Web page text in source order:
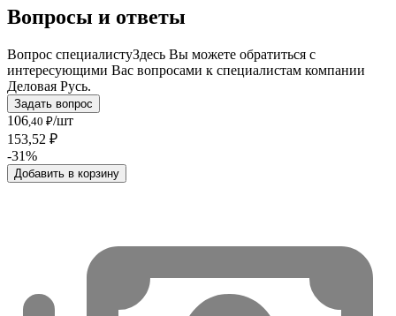
Вопросы и ответы
Вопрос специалистуЗдесь Вы можете обратиться с
интересующими Вас вопросами к специалистам компании
Деловая Русь.
Задать вопрос
106,40 ₽/шт
153,52 ₽
-31%
Добавить в корзину